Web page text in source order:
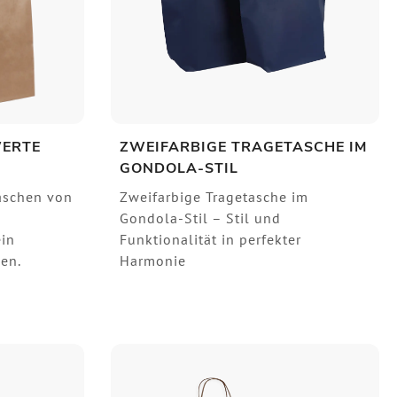
von
ZWEIFARBIGE TRAGETASCHE IM
GONDOLA-STIL
Zweifarbige Tragetasche im
Gondola-Stil – Stil und
Funktionalität in perfekter
Harmonie